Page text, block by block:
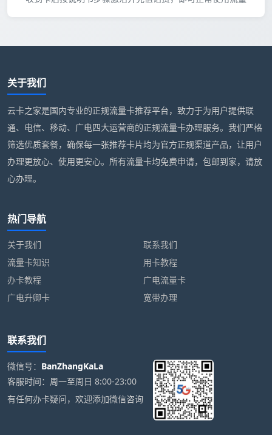
关于我们
云卡之家是国内专业的正规流量卡推荐平台，致力于为用户提供联
通、电信、移动、广电四大运营商的正规流量卡办理服务。我们严格
筛选优质套餐，确保每一张推荐卡片均为官方正规渠道产品，让用户
办理更放心、使用更安心。所有流量卡均免费申请，包邮到家，请放
心办理。
热门导航
关于我们
联系我们
流量卡知识
用卡教程
办卡教程
广电流量卡
广电升卿卡
宽带办理
联系我们
微信号： BanZhangKaLa
客服时间：周一至周日 8:00-23:00
有任何办卡疑问，欢迎添加微信咨询